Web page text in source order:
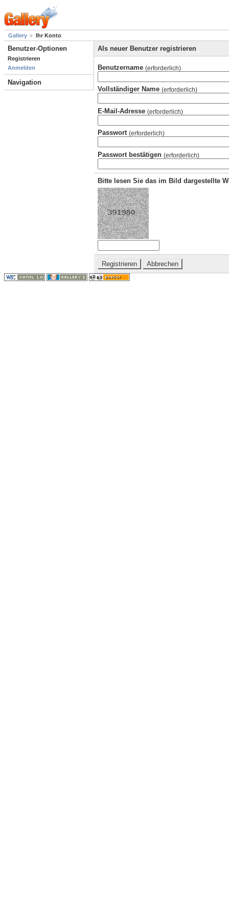
Gallery Ihr Konto
Benutzer-Optionen
Registrieren
Anmelden
Navigation
Als neuer Benutzer registrieren
Benutzername (erforderlich)
Vollständiger Name (erforderlich)
E-Mail-Adresse (erforderlich)
Passwort (erforderlich)
Passwort bestätigen (erforderlich)
Bitte lesen Sie das im Bild dargestellte